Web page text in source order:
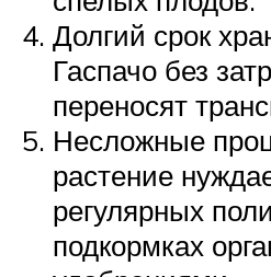
Долгий срок
Гаспачо без
переносят
Несложные
растение
регулярных
подкормках